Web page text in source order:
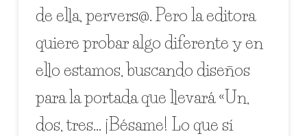
de ella, pervers@. Pero la editora
quiere probar algo diferente y en
ello estamos, buscando diseños
para la portada que llevará «Un,
dos, tres… ¡Bésame! Lo que sí